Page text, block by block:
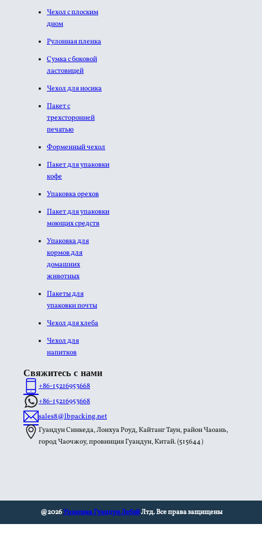
Чехол с плоским
дном
Рулонная пленка
Сумка с боковой
ластовицей
Чехол для носика
Пакет с
трехсторонней
печатью
Форменный чехол
Пакет для упаковки
кофе
Упаковка орехов
Пакет для упаковки
моющих средств
Упаковка для
кормов для
домашних
животных
Пакеты для
упаковки почты
Чехол для хлеба
Чехол для
напитков
Свяжитесь с нами
+86-15216953668
+86-15216953668
sales8@lbpacking.net
Гуандун Синкеда, Лонхуа Роуд, Кайтанг Таун, район Чаоань,
город Чаочжоу, провинция Гуандун, Китай. (515644）
@2026Упаковка Гуандун ЛебэйЛтд. Все права защищены